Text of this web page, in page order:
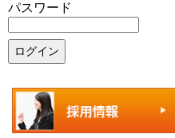
パスワード